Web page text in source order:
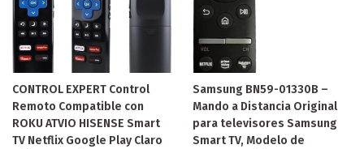
CONTROL EXPERT Control
Remoto Compatible con
ROKU ATVIO HISENSE Smart
TV Netflix Google Play Claro
Samsung BN59-01330B –
Mando a Distancia Original
para televisores Samsung
Smart TV, Modelo de